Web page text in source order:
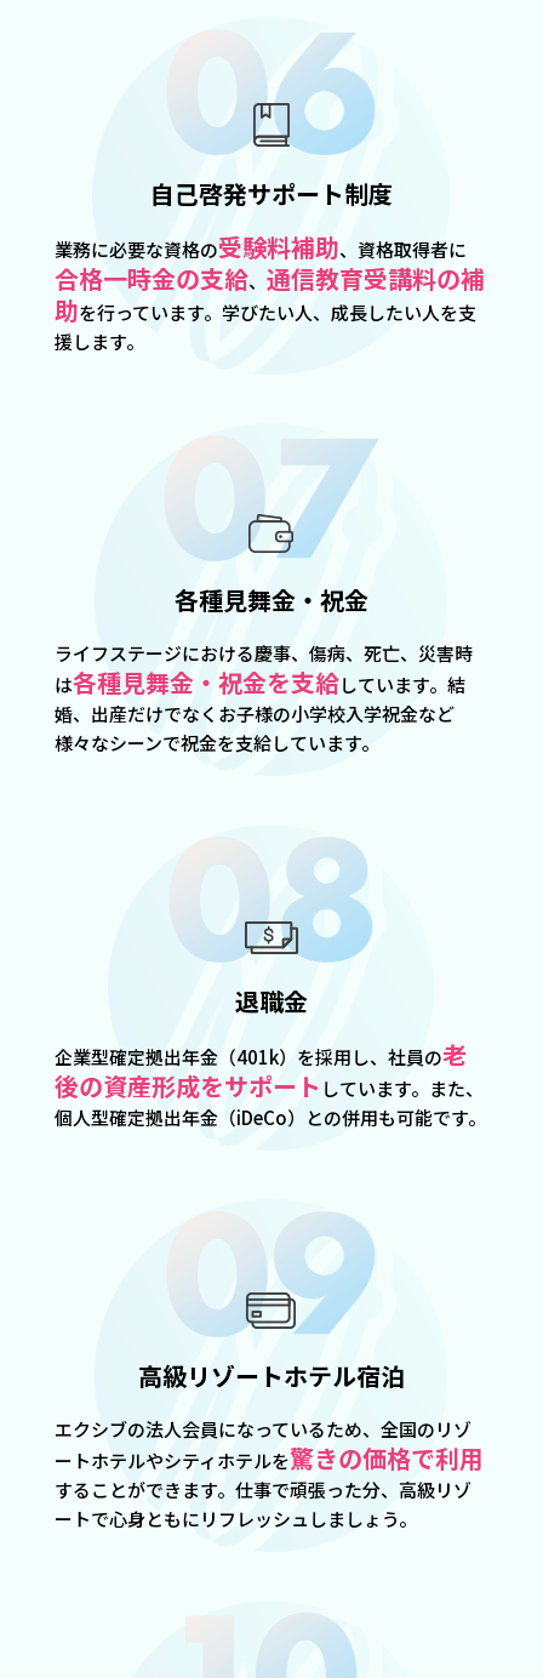
自己啓発サポート制度
業務に必要な資格の受験料補助、資格取得者に
合格一時金の支給、 通信教育受講料の補
助を行っています。学びたい人、成長したい人を支
援します。
各種見舞金・祝金
ライフステージにおける慶事、傷病、死亡、災害時
は各種見舞金・祝金を支給しています。結
婚、出産だけでなくお子様の小学校入学祝金など
様々なシーンで祝金を支給しています。
退職金
企業型確定拠出年金（401k）を採用し、社員の老
後の資産形成をサポート しています。また、
個人型確定拠出年金（iDeCo）との併用も可能です。
高級リゾートホテル宿泊
エクシブの法人会員になっているため、全国のリゾ
ートホテルやシティホテルを驚きの価格で利用
することができます。仕事で頑張った分、高級リゾ
ートで心身ともにリフレッシュしましょう。